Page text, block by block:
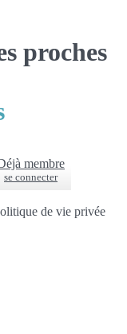
proches
membre
se connecter
de vie privée